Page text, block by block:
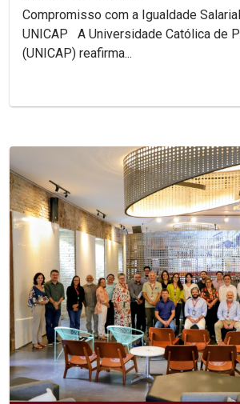
Compromisso com a Igualdade
UNICAP A Universidade Católica de Pernambuco
(UNICAP) reafirma...